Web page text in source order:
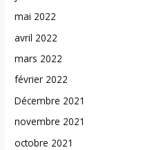
mai 2022
avril 2022
mars 2022
février 2022
Décembre 2021
novembre 2021
octobre 2021